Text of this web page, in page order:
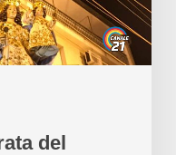
del